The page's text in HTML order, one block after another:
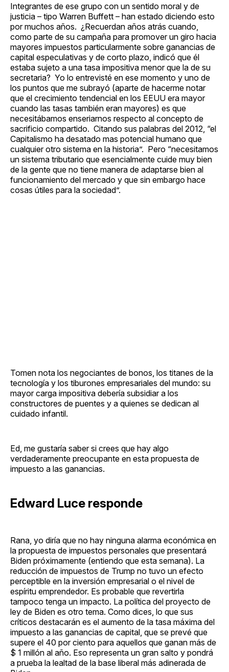
Integrantes de ese grupo con un sentido moral y de
justicia – tipo Warren Buffett – han estado diciendo esto
por muchos años. ¿Recuerdan años atrás cuando,
como parte de su campaña para promover un giro hacia
mayores impuestos particularmente sobre ganancias de
capital especulativas y de corto plazo, indicó que él
estaba sujeto a una tasa impositiva menor que la de su
secretaria? Yo lo entrevisté en ese momento y uno de
los puntos que me subrayó (aparte de hacerme notar
que el crecimiento tendencial en los EEUU era mayor
cuando las tasas también eran mayores) es que
necesitábamos enseriarnos respecto al concepto de
sacrificio compartido. Citando sus palabras del 2012, “el
Capitalismo ha desatado mas potencial humano que
cualquier otro sistema en la historia”. Pero “necesitamos
un sistema tributario que esencialmente cuide muy bien
de la gente que no tiene manera de adaptarse bien al
funcionamiento del mercado y que sin embargo hace
cosas útiles para la sociedad”.
Tomen nota los negociantes de bonos, los titanes de la
tecnología y los tiburones empresariales del mundo: su
mayor carga impositiva debería subsidiar a los
constructores de puentes y a quienes se dedican al
cuidado infantil.
Ed, me gustaría saber si crees que hay algo
verdaderamente preocupante en esta propuesta de
impuesto a las ganancias.
Edward Luce responde
Rana, yo diría que no hay ninguna alarma económica en
la propuesta de impuestos personales que presentará
Biden próximamente (entiendo que esta semana). La
reducción de impuestos de Trump no tuvo un efecto
perceptible en la inversión empresarial o el nivel de
espíritu emprendedor. Es probable que revertirla
tampoco tenga un impacto. La política del proyecto de
ley de Biden es otro tema. Como dices, lo que sus
críticos destacarán es el aumento de la tasa máxima del
impuesto a las ganancias de capital, que se prevé que
supere el 40 por ciento para aquellos que ganan más de
$ 1 millón al año. Eso representa un gran salto y pondrá
a prueba la lealtad de la base liberal más adinerada de